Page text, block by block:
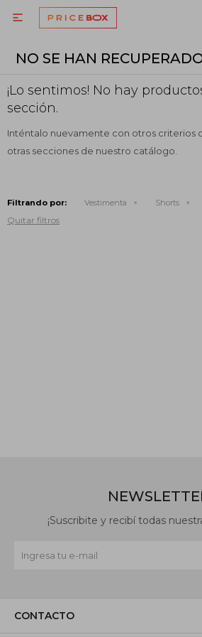

NO SE HAN
¡Lo sentimos! No hay
sección.
Inténtalo nuevamente con otros criterios
otras secciones de nuestro catálogo.
Filtrando por: Vestimenta Shorts
Quitar filtros
CONTACTO
¡Suscribite y recibí todas